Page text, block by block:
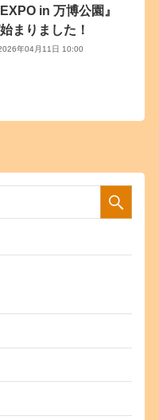
in 万博公園』
まりました！
年04月11日 10:00